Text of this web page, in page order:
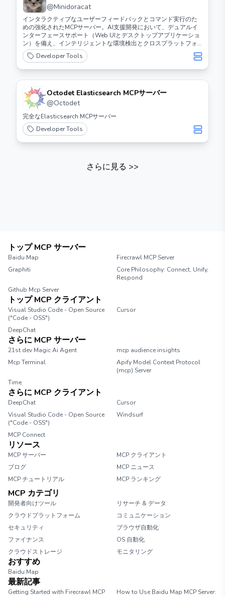
@Minidoracat
インタラクティブなユーザーフィードバックとコマンド実行のた
めの強化されたMCPサーバー。AI支援開発において、デュアルイ
ンターフェースサポート（Web UIとデスクトップアプリケーショ
ン）を備え、インテリジェントな環境検出とクロスプラットフォ
ーム互換性を特徴としています。
Developer Tools
Octodet Elasticsearch MCPサーバー
@Octodet
完全なElasticsearch MCPサーバー
Developer Tools
さらに見る >>
トップ MCP サーバー
Baidu Map
Firecrawl MCP Server
Graphiti
Core Philosophy: Connect, Unify,
Respond
Github Mcp Server
トップ MCP クライアント
Visual Studio Code - Open Source
("Code - OSS")
Cursor
DeepChat
さらに MCP サーバー
21st.dev Magic Ai Agent
mcp audience insights
Mcp Terminal
Apify Model Context Protocol
(mcp) Server
Time
さらに MCP クライアント
DeepChat
Cursor
Visual Studio Code - Open Source
("Code - OSS")
Windsurf
MCP Connect
リソース
MCP サーバー
MCP クライアント
ブログ
MCP ニュース
MCP チュートリアル
MCP ランキング
MCP カテゴリ
開発者向けツール
リサーチ & データ
クラウドプラットフォーム
コミュニケーション
セキュリティ
ブラウザ自動化
ファイナンス
OS 自動化
クラウドストレージ
モニタリング
おすすめ
Baidu Map
最新記事
Getting Started with Firecrawl MCP
How to Use Baidu Map MCP Server: